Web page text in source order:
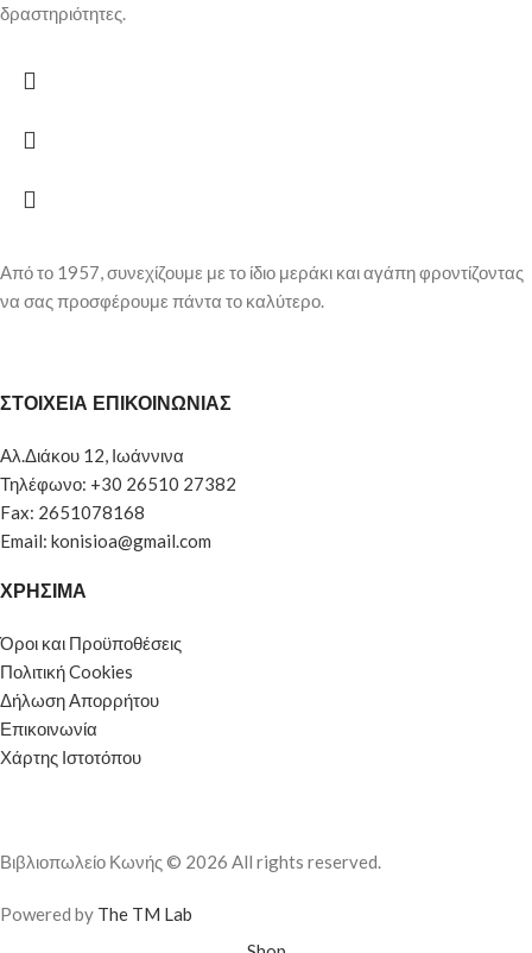
δραστηριότητες.
Από το 1957, συνεχίζουμε με το ίδιο μεράκι και αγάπη φροντίζοντας
να σας προσφέρουμε πάντα το καλύτερο.
ΣΤΟΙΧΕΙΑ ΕΠΙΚΟΙΝΩΝΙΑΣ
Αλ.Διάκου 12, Ιωάννινα
Τηλέφωνο: +30 26510 27382
Fax: 2651078168
Email: konisioa@gmail.com
ΧΡΗΣΙΜΑ
Όροι και Προϋποθέσεις
Πολιτική Cookies
Δήλωση Απορρήτου
Επικοινωνία
Χάρτης Ιστοτόπου
Βιβλιοπωλείο Κωνής © 2026 All rights reserved.
Powered by The TM Lab